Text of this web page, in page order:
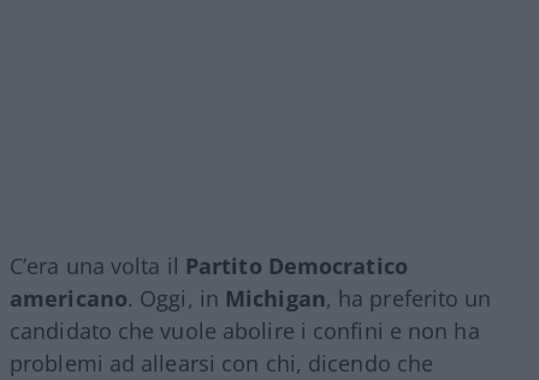
C’era una volta il Partito Democratico
americano. Oggi, in Michigan, ha preferito un
candidato che vuole abolire i confini e non ha
problemi ad allearsi con chi, dicendo che